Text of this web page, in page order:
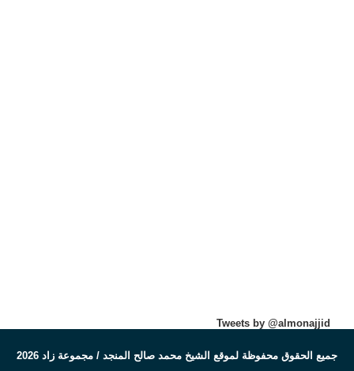
Tweets by @almonajjid
جميع الحقوق محفوظة لموقع الشيخ محمد صالح المنجد / مجموعة زاد 2026